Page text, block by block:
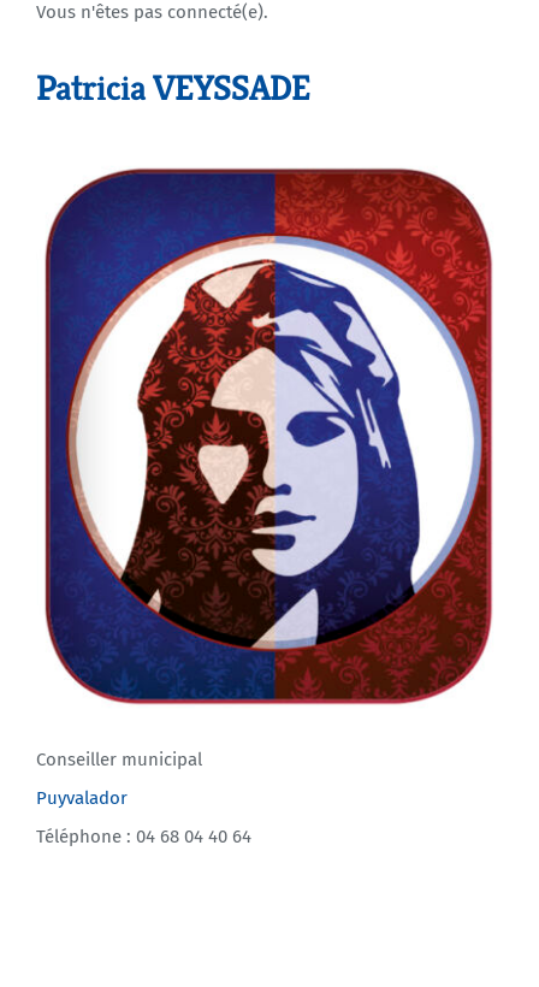
Agenda
Vous n'êtes pas connecté(e).
Patricia VEYSSADE
Conseiller municipal
Puyvalador
Téléphone : 04 68 04 40 64